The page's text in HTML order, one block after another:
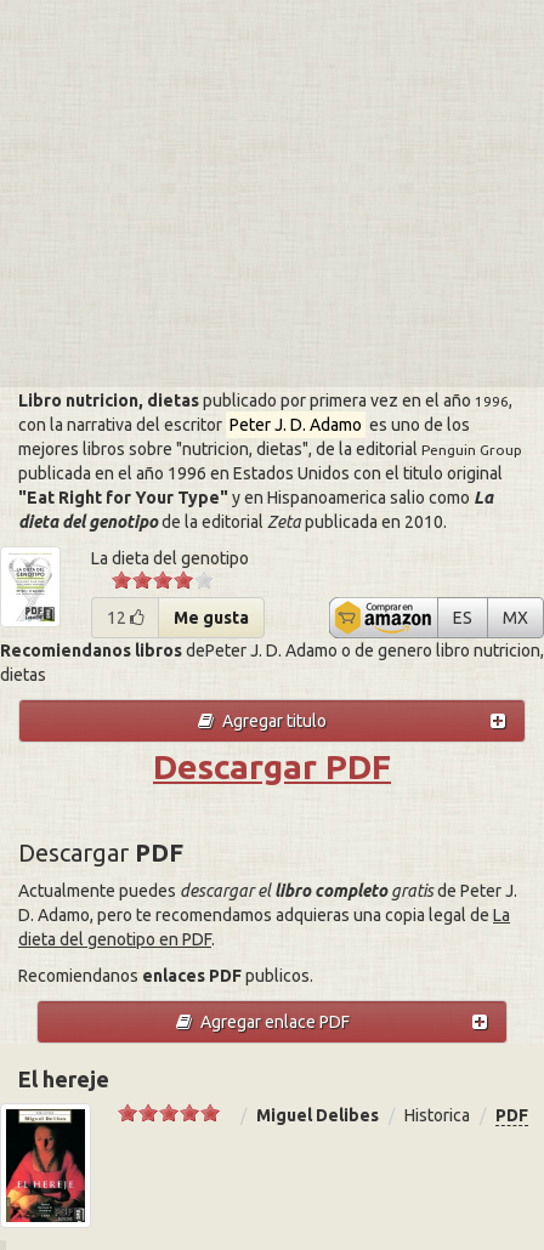
Libro nutricion, dietaspublicado por primera vez en el año 1996,
con la narrativa del escritor Peter J. D. Adamo es uno de los
mejores libros sobre nutricion, dietas , de la editorial Penguin Group
publicada en el año 1996 en Estados Unidos con el titulo original
Eat Right for Your Type
y en Hispanoamerica salio como La
dieta del genotipode la editorial Zetapublicada en 2010.
La dieta del genotipo
12 Me gusta ESLa dieta
MX
Recomiendanos librosdePeter J. D. Adamo o de genero libro nutricion,
dietas
Agregar titulo
Descargar PDF
Descargar PDF
Actualmente puedes descargar ellibro completogratisde Peter J.
D. Adamo, pero te recomendamos adquieras una copia legal de La
dieta del genotipo en PDF.
Recomiendanos enlaces PDFpublicos.
Agregar enlace PDF
El hereje
Miguel Delibes Historica PDF